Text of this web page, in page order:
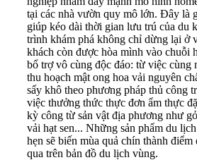
tại các nhà vườn quy mô lớn. Đây là
giúp kéo dài thời gian lưu trú của du
trình khám phá không chỉ dừng lại ở
khách còn được hòa mình vào chuỗi
bổ trợ vô cùng độc đáo: từ việc cùng
thu hoạch mật ong hoa vải nguyên
sấy khô theo phương pháp thủ công
việc thưởng thức thực đơn ẩm thực
kỳ công từ sản vật địa phương như
vải hạt sen... Những sản phẩm du
hẹn sẽ biến mùa quả chín thành
qua trên bản đồ du lịch vùng.